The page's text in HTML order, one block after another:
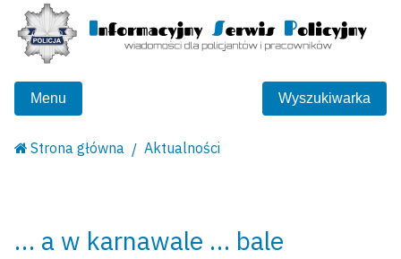
Menu Wyszukiwarka
Strona główna Aktualności
… a w karnawale … bale